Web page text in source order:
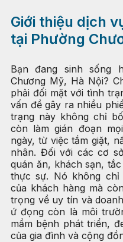
Giới thiệu dịch
tại Phường
Bạn đang sinh sống
Chương Mỹ, Hà Nội?
phải đối mặt với tình
vấn đề gây ra nhiều
trạng này không chỉ
còn làm gián đoạn
ngày, từ việc tắm giặt,
nhân. Đối với các cơ
quán ăn, khách sạn,
thực sự. Nó không chỉ
của khách hàng mà
trọng về uy tín và
ứ đọng còn là môi
mầm bệnh phát triển,
của gia đình và cộng